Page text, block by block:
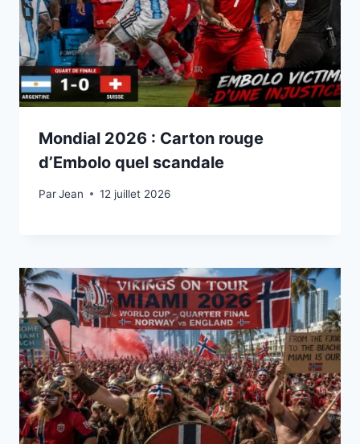
Mondial 2026 : Carton rouge
d’Embolo quel scandale
ParJean
12 juillet 202612 juillet 2026